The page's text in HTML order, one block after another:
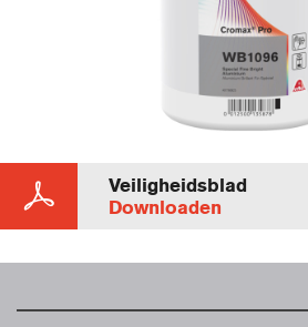
Veiligheidsblad
Downloaden